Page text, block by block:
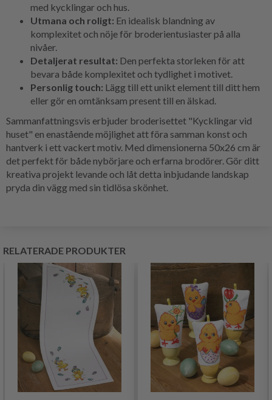
med kycklingar och hus.
Utmana och roligt: En idealisk blandning av
komplexitet och nöje för broderientusiaster på alla
nivåer.
Detaljerat resultat: Den perfekta storleken för att
bevara både komplexitet och tydlighet i motivet.
Personlig touch: Lägg till ett unikt element till ditt hem
eller gör en omtänksam present till en älskad.
Sammanfattningsvis erbjuder broderisettet "Kycklingar vid
huset" en enastående möjlighet att föra samman konst och
hantverk i ett vackert motiv. Med dimensionerna 50x26 cm är
det perfekt för både nybörjare och erfarna brodörer. Gör ditt
kreativa projekt levande och låt detta inbjudande landskap
pryda din vägg med sin tidlösa skönhet.
RELATERADE PRODUKTER